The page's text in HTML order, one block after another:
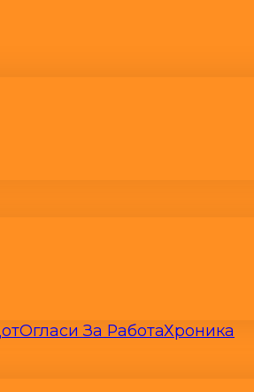
Огласи За РаботаХроника